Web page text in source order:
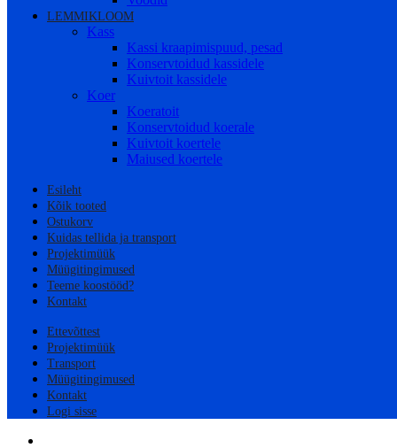
LEMMIKLOOM
Kass
Kassi kraapimispuud, pesad
Konservtoidud kassidele
Kuivtoit kassidele
Koer
Koeratoit
Konservtoidud koerale
Kuivtoit koertele
Maiused koertele
Esileht
Kõik tooted
Ostukorv
Kuidas tellida ja transport
Projektimüük
Müügitingimused
Teeme koostööd?
Kontakt
Ettevõttest
Projektimüük
Transport
Müügitingimused
Kontakt
Logi sisse